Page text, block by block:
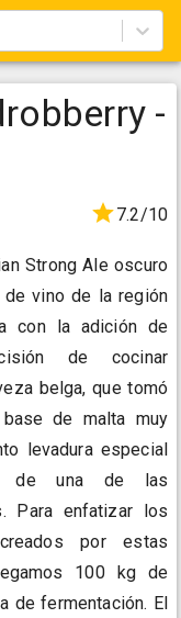
-
7.2/10
Strong Ale oscuro
vino de la región
con la adición de
de cocinar
belga, que tomó
de malta muy
levadura especial
de una de las
Para enfatizar los
por estas
100 kg de
de fermentación. El